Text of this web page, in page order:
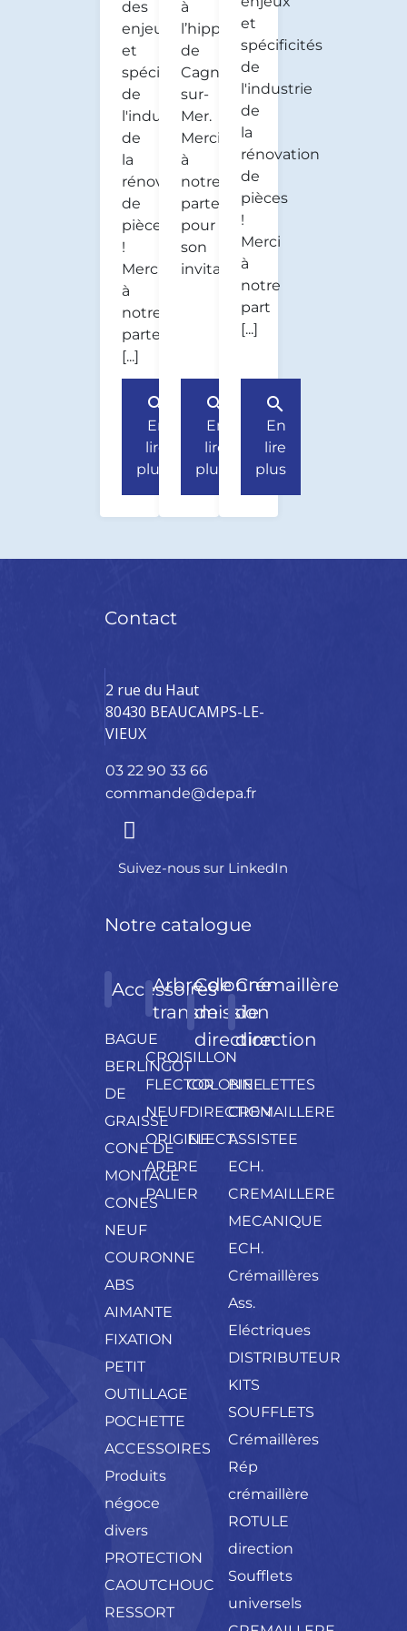
des
enjeux
et
spécificités
de
l'industrie
de
la
rénovation
de
pièces
!
Merci
à
notre
parten
[...]
search
En
lire
plus
à
l’hippodrome
de
Cagnes-
sur-
Mer.
Merci
à
notre
partenaire
pour
son
invitation.
search
En
lire
plus
et
spécificités
de
l'industrie
de
la
rénovation
de
pièces
!
Merci
à
notre
part
[...]
search
En
lire
plus
Contact
2 rue du Haut
80430 BEAUCAMPS-LE-
VIEUX
03 22 90 33 66
commande@depa.fr
Suivez-nous sur LinkedIn
Notre catalogue
Accessoires
BAGUE
BERLINGOT
DE
GRAISSE
CONE DE
MONTAGE
CONES
NEUF
COURONNE
ABS
AIMANTE
FIXATION
PETIT
OUTILLAGE
POCHETTE
ACCESSOIRES
Produits
négoce
divers
PROTECTION
CAOUTCHOUC
RESSORT
Arbre de
transmission
CROISILLON
FLECTOR
NEUF
ORIGINE
ARBRE
PALIER
Colonne
de
direction
COLONNE
DIRECTION
ELECT.
Crémaillère
de
direction
BIELLETTES
CREMAILLERE
ASSISTEE
ECH.
CREMAILLERE
MECANIQUE
ECH.
Crémaillères
Ass.
Eléctriques
DISTRIBUTEUR
KITS
SOUFFLETS
Crémaillères
Rép
crémaillère
ROTULE
direction
Soufflets
universels